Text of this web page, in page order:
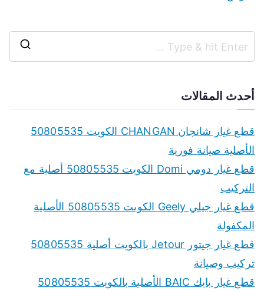
r
أحدث المقالات
قطع غيار شانجان CHANGAN الكويت 50805535
الأصلية صيانة فورية
قطع غيار دومي Domi الكويت 50805535 أصلية مع
التركيب
قطع غيار جيلي Geely الكويت 50805535 الأصلية
المكفولة
قطع غيار جيتور Jetour بالكويت أصلية 50805535
تركيب وصيانة
قطع غيار بايك BAIC الأصلية بالكويت 50805535